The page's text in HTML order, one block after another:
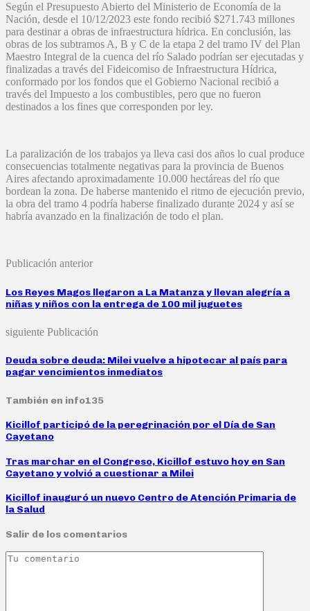
Según el Presupuesto Abierto del Ministerio de Economía de la
Nación, desde el 10/12/2023 este fondo recibió $271.743 millones
para destinar a obras de infraestructura hídrica. En conclusión, las
obras de los subtramos A, B y C de la etapa 2 del tramo IV del Plan
Maestro Integral de la cuenca del río Salado podrían ser ejecutadas y
finalizadas a través del Fideicomiso de Infraestructura Hídrica,
conformado por los fondos que el Gobierno Nacional recibió a
través del Impuesto a los combustibles, pero que no fueron
destinados a los fines que corresponden por ley.
La paralización de los trabajos ya lleva casi dos años lo cual produce
consecuencias totalmente negativas para la provincia de Buenos
Aires afectando aproximadamente 10.000 hectáreas del río que
bordean la zona. De haberse mantenido el ritmo de ejecución previo,
la obra del tramo 4 podría haberse finalizado durante 2024 y así se
habría avanzado en la finalización de todo el plan.
Publicación anterior
Los Reyes Magos llegaron a La Matanza y llevan alegría a
niñas y niños con la entrega de 100 mil juguetes
siguiente Publicación
Deuda sobre deuda: Milei vuelve a hipotecar al país para
pagar vencimientos inmediatos
También en info135
Kicillof participó de la peregrinación por el Día de San
Cayetano
Tras marchar en el Congreso, Kicillof estuvo hoy en San
Cayetano y volvió a cuestionar a Milei
Kicillof inauguró un nuevo Centro de Atención Primaria de
la Salud
Salir de los comentarios